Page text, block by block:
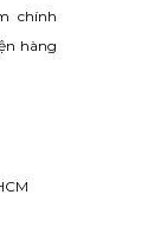
chính
hàng